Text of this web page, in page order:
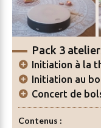
Pack 3
Initiation à la
Initiation au
Concert de
Contenus :